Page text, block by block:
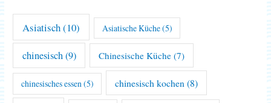
Asiatisch(10) Asiatische Küche(5)
chinesisch(9) Chinesische Küche (7)
chinesisches essen(5) chinesisch kochen (8)